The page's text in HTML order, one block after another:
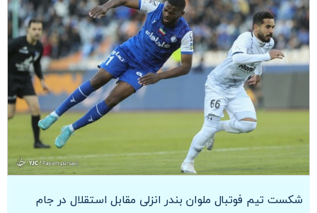
شکست تیم فوتبال ملوان بندر انزلی مقابل استقلال در جام